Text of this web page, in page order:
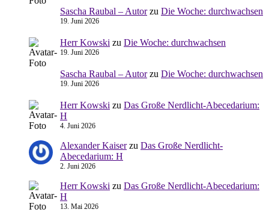
Sascha Raubal – Autorzu Die Woche: durchwachsen
19. Juni 2026
Herr Kowski zu Die Woche: durchwachsen
19. Juni 2026
Sascha Raubal – Autorzu Die Woche: durchwachsen
19. Juni 2026
Herr Kowski zu Das Große Nerdlicht-Abecedarium:
H
4. Juni 2026
Alexander Kaiserzu Das Große Nerdlicht-
Abecedarium: H
2. Juni 2026
Herr Kowski zu Das Große Nerdlicht-Abecedarium:
H
13. Mai 2026